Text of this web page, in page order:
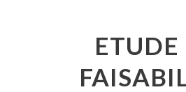
ETUDE